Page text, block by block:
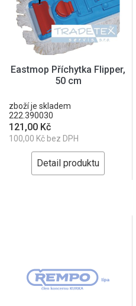
Eastmop Příchytka Flipper,
50 cm
zboží je skladem
222.390030
121,00 Kč
100,00 Kč bez DPH
Detail produktu